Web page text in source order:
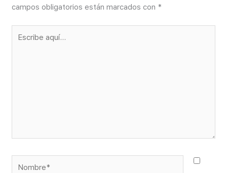
campos obligatorios están marcados con *